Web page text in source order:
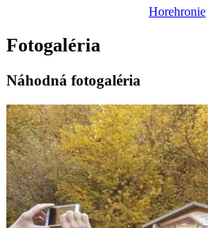
Horehronie
Fotogaléria
Náhodná fotogaléria